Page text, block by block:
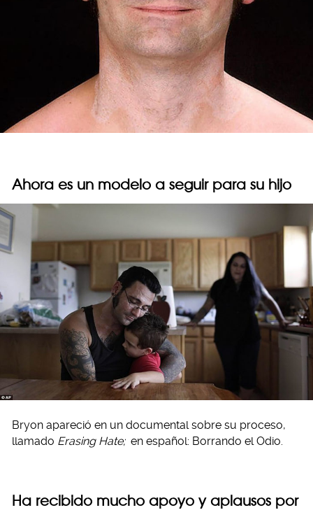
Ahora es un modelo a seguir para su hijo
Bryon apareció en un documental sobre su proceso,
llamado Erasing Hate; en español: Borrando el Odio.
Ha recibido mucho apoyo y aplausos por